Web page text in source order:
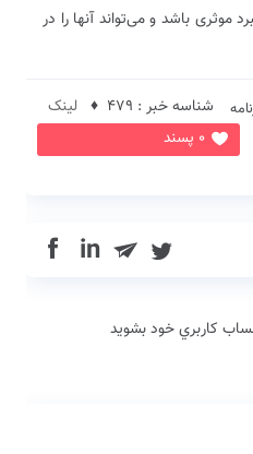
موثری باشد و می‌تواند آنها را در
0 پسند
شناسه خبر : 479 ♦
لینک
in
حساب كاربري خود بشويد